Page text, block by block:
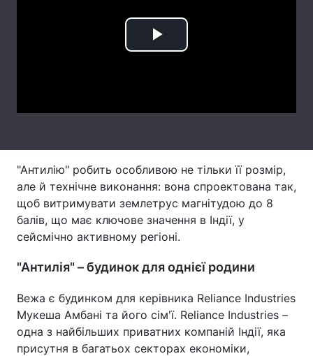
Play
"Антилію" робить особливою не тільки її розмір,
але й технічне виконання: вона спроектована так,
щоб витримувати землетрус магнітудою до 8
балів, що має ключове значення в Індії, у
сейсмічно активному регіоні.
"Антилія" – будинок для однієї родини
Вежа є будинком для керівника Reliance Industries
Мукеша Амбані та його сім'ї. Reliance Industries –
одна з найбільших приватних компаній Індії, яка
присутня в багатьох секторах економіки,